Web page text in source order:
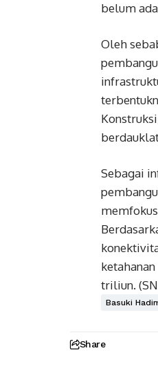
belum
Oleh
Sebagai
triliun.
Basuki
Share